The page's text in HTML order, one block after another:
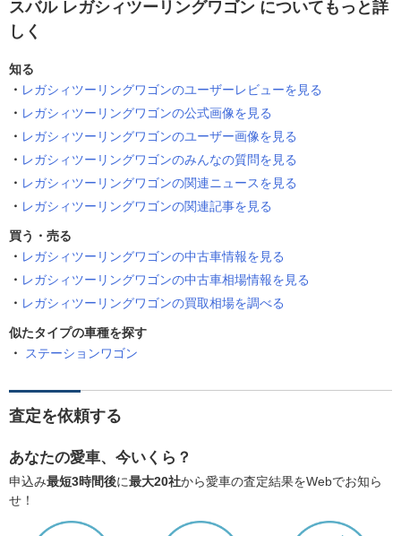
スバル レガシィツーリングワゴン についてもっと詳
しく
知る
レガシィツーリングワゴンのユーザーレビューを見る
レガシィツーリングワゴンの公式画像を見る
レガシィツーリングワゴンのユーザー画像を見る
レガシィツーリングワゴンのみんなの質問を見る
レガシィツーリングワゴンの関連ニュースを見る
レガシィツーリングワゴンの関連記事を見る
買う・売る
レガシィツーリングワゴンの中古車情報を見る
レガシィツーリングワゴンの中古車相場情報を見る
レガシィツーリングワゴンの買取相場を調べる
似たタイプの車種を探す
ステーションワゴン
査定を依頼する
あなたの愛車、今いくら？
申込み最短3時間後に最大20社から愛車の査定結果をWebでお知ら
せ！